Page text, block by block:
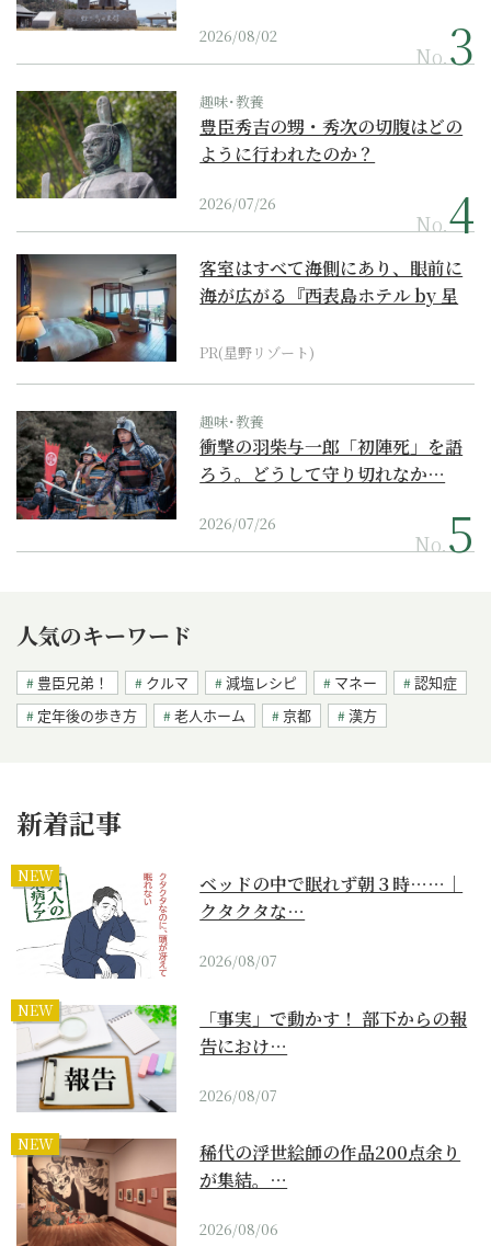
2026/08/02
No.
趣味･教養
豊臣秀吉の甥・秀次の切腹はどの
ように行われたのか？
2026/07/26
No.
客室はすべて海側にあり、眼前に
海が広がる『西表島ホテル by 星
PR(星野リゾート)
趣味･教養
衝撃の羽柴与一郎「初陣死」を語
ろう。どうして守り切れなか…
2026/07/26
No.
人気のキーワード
豊臣兄弟！ クルマ 減塩レシピ マネー
認知症
定年後の歩き方
老人ホーム 京都 漢方
新着記事
NEW
ベッドの中で眠れず朝３時……｜
クタクタな…
2026/08/07
NEW
「事実」で動かす！ 部下からの報
告におけ…
2026/08/07
NEW
稀代の浮世絵師の作品200点余り
が集結。…
2026/08/06